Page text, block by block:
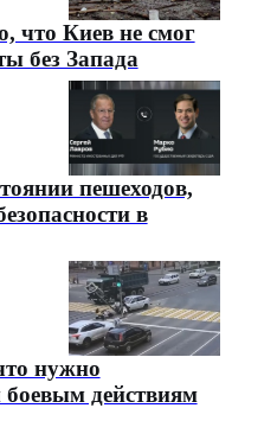
что Киев не смог
без Запада
пешеходов,
в
нужно
боевым действиям